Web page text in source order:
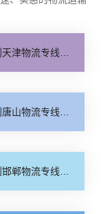
专线_运保时效「高效快运」
专线_全境派送「收费介绍」
专线_物流拼车「全境配送」